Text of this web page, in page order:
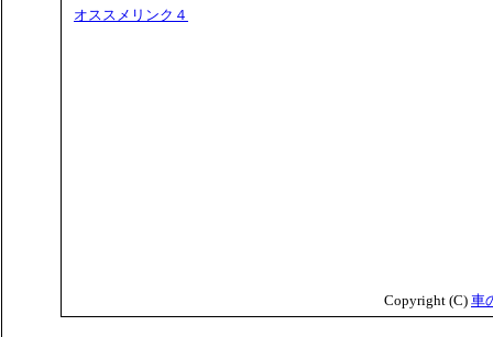
オススメリンク４
Copyright (C) 車